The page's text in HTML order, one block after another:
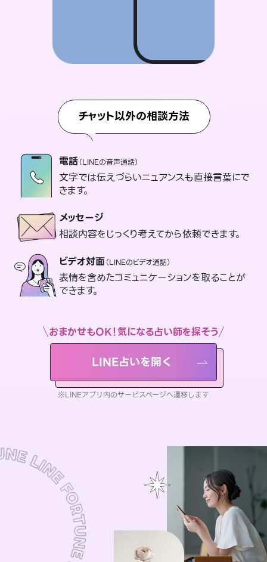
チャット以外の相談方法
電話（LINEの音声通話）
文字では伝えづらいニュアンスも直接言葉にで
きます。
メッセージ
相談内容をじっくり考えてから依頼できます。
ビデオ対面（LINEのビデオ通話）
表情を含めたコミュニケーションを取ることが
できます。
おまかせもOK！気になる占い師を探そう
LINE占いを開く
※LINEアプリ内のサービスページへ遷移します